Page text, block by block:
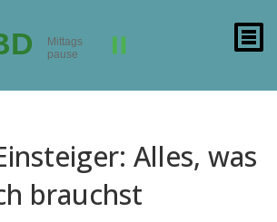
Alles, was
brauchst